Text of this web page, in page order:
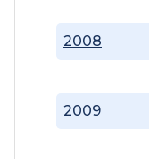
2008
2009